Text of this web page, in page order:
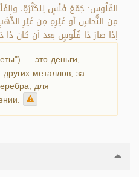
الفُلُوس: جَمْعُ فَلْسٍ لِلكَثْرَةِ،
مِن النُّحاسِ أو غَيْرِهِ مِن غَيْرِ
إذا صارَ ذا فُلُوسٍ بعد أن كان ذا
— это деньги,
металлов, за
для